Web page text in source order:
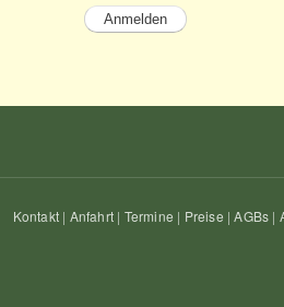
Kontakt | Anfahrt | Termine | Preise |AGBs |